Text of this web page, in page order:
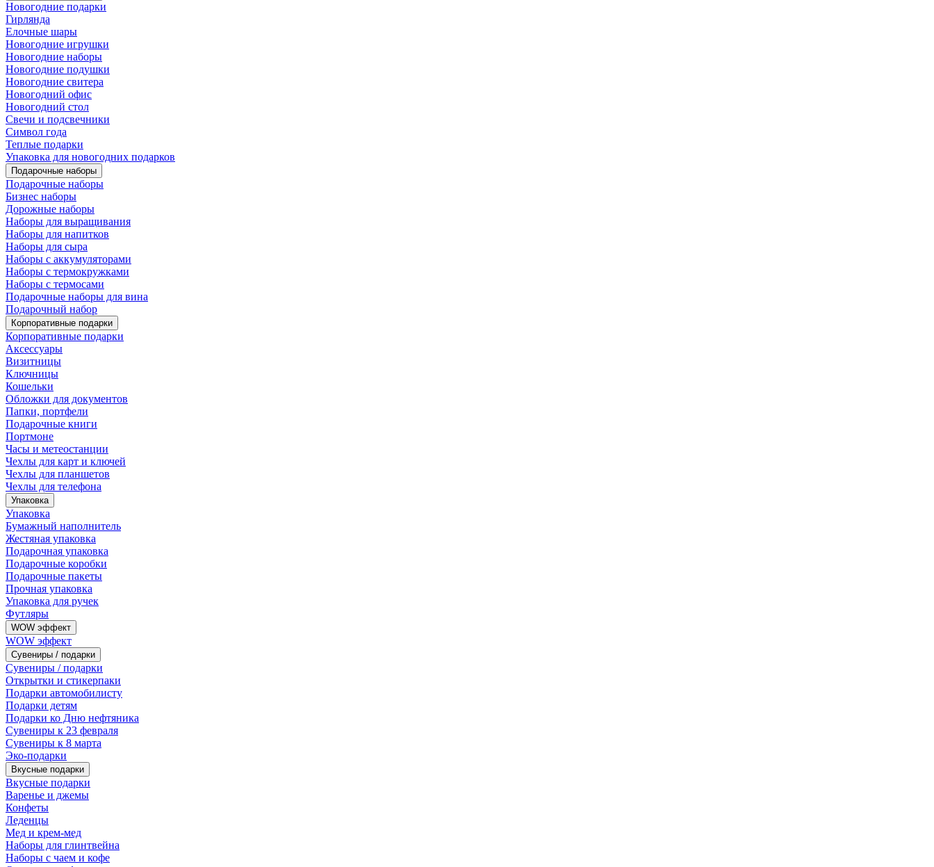
Новогодние подарки
Гирлянда
Елочные шары
Новогодние игрушки
Новогодние наборы
Новогодние подушки
Новогодние свитера
Новогодний офис
Новогодний стол
Свечи и подсвечники
Символ года
Теплые подарки
Упаковка для новогодних подарков
Подарочные наборы
Подарочные наборы
Бизнес наборы
Дорожные наборы
Наборы для выращивания
Наборы для напитков
Наборы для сыра
Наборы с аккумуляторами
Наборы с термокружками
Наборы с термосами
Подарочные наборы для вина
Подарочный набор
Корпоративные подарки
Корпоративные подарки
Аксессуары
Визитницы
Ключницы
Кошельки
Обложки для документов
Папки, портфели
Подарочные книги
Портмоне
Часы и метеостанции
Чехлы для карт и ключей
Чехлы для планшетов
Чехлы для телефона
Упаковка
Упаковка
Бумажный наполнитель
Жестяная упаковка
Подарочная упаковка
Подарочные коробки
Подарочные пакеты
Прочная упаковка
Упаковка для ручек
Футляры
WOW эффект
WOW эффект
Сувениры / подарки
Сувениры / подарки
Открытки и стикерпаки
Подарки автомобилисту
Подарки детям
Подарки ко Дню нефтяника
Сувениры к 23 февраля
Сувениры к 8 марта
Эко-подарки
Вкусные подарки
Вкусные подарки
Варенье и джемы
Конфеты
Леденцы
Мед и крем-мед
Наборы для глинтвейна
Наборы с чаем и кофе